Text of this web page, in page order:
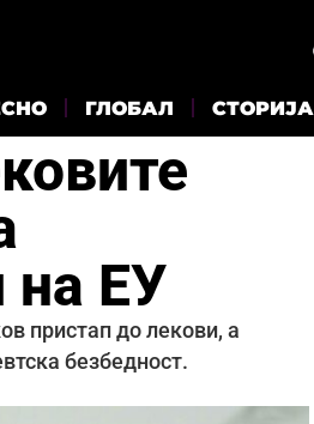
ГЛОБАЛ СТОРИЈА
на ЕУ
пристап до лекови, а
безбедност.